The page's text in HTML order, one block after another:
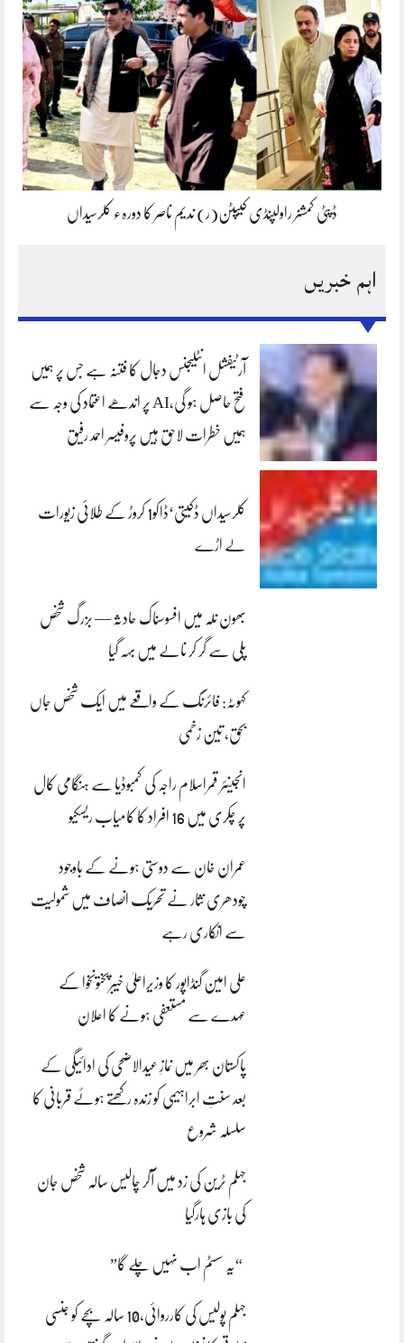
ڈپٹی کمشنر راولپنڈی کیپٹن(ر) ندیم ناصر کا دورہء کلرسیداں
اہم خبریں
آرٹیفشل انٹلیجنس دجال کا فتنہ ہے جس پر ہمیں
فتح حاصل ہو گی،AI پر اندھے اعتماد کی وجہ سے
ہمیں خطرات لاحق ہیں پروفیسر احمد رفیق
کلرسیداں ڈکیتی‘ڈاکو1 کروڑ کے طلائی زیورات
لے اڑے
بھون نلہ میں افسوسناک حادثہ — بزرگ شخص
پلی سے گر کر نالے میں بہہ گیا
کہوٹہ: فائرنگ کے واقعے میں ایک شخص جاں
بحق، تین زخمی
انجینئر قمراسلام راجہ کی کمبوڈیا سے ہنگامی کال
پر چکری میں 16 افراد کا کامیاب ریسکیو
عمران خان سے دوستی ہونے کے باوجود
چودھری نثار نے تحریک انصاف میں شمولیت
سے انکاری رہے
علی امین گنڈاپور کا وزیراعلیٰ خیبرپختونخوا کے
عہدے سے مستعفی ہونے کا اعلان
پاکستان بھر میں نمازِ عیدالاضحی کی ادائیگی کے
بعد سنتِ ابراہیمی کو زندہ رکھتے ہوئے قربانی کا
سلسلہ شروع
جہلم ٹرین کی زد میں آکر چالیس سالہ شخص جان
کی بازی ہارگیا
“یہ سسٹم اب نہیں چلے گا”
جہلم پولیس کی کارروائی،10 سالہ بچے کو جنسی